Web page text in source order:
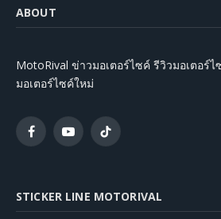
ABOUT
MotoRival ข่าวมอเตอร์ไซค์ รีวิวมอเตอร์
มอเตอร์ไซค์ใหม่
FacebookYouTubeTikTok
STICKER LINE MOTORIVAL